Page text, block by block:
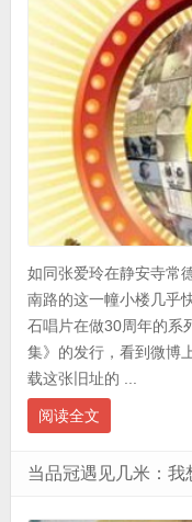
如同张爱玲在静安寺常
南路的这一幢小楼几乎
石唱片在做30周年的系
集》的发行，看到微博
载这张旧址的 ...
阅读全文
当品冠遇见几米：我